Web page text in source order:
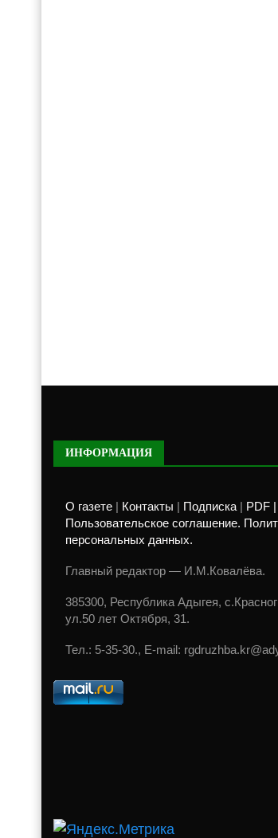
ИНФОРМАЦИЯ
О газете Контакты Подписка
PDF |
Пользовательское соглашение.
персональных данных.
Главный редактор — И.М.Ковалёва.
385300, Республика Адыгея,
ул.50 лет Октября, 31.
Тел.: 5-35-30., E-mail: